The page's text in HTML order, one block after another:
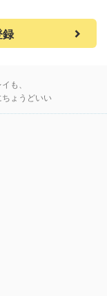
録
も、
ょうどいい